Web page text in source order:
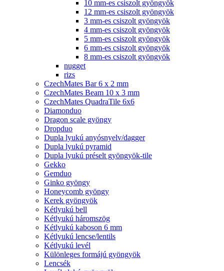
10 mm-es csiszolt gyöngyök
12 mm-es csiszolt gyöngyök
3 mm-es csiszolt gyöngyök
4 mm-es csiszolt gyöngyök
5 mm-es csiszolt gyöngyök
6 mm-es csiszolt gyöngyök
8 mm-es csiszolt gyöngyök
nugget
rizs
CzechMates Bar 6 x 2 mm
CzechMates Beam 10 x 3 mm
CzechMates QuadraTile 6x6
Diamonduo
Dragon scale gyöngy
Dropduo
Dupla lyukú anyósnyelv/dagger
Dupla lyukú pyramid
Dupla lyukú préselt gyöngyök-tile
Gekko
Gemduo
Ginko gyöngy
Honeycomb gyöngy
Kerek gyöngyök
Kétlyukú bell
Kétlyukú háromszög
Kétlyukú kaboson 6 mm
Kétlyukú lencse/lentils
Kétlyukú levél
Különleges formájú gyöngyök
Lencsék